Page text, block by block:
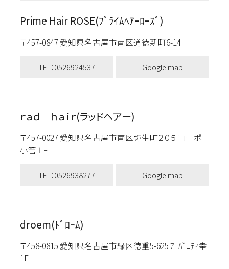
Prime Hair ROSE(ﾌﾟﾗｲﾑﾍｱｰﾛｰｽﾞ)
〒457-0847 愛知県名古屋市南区道徳新町6-14
TEL：0526924537 Google map
ｒａｄ ｈａｉｒ(ラッドヘアー)
〒457-0027 愛知県名古屋市南区弥生町２０５ コーポ
小管１Ｆ
TEL：0526938277 Google map
droem(ﾄﾞﾛｰﾑ)
〒458-0815 愛知県名古屋市緑区徳重5-625 ｱｰﾊﾞﾆﾃｨ幸
1F